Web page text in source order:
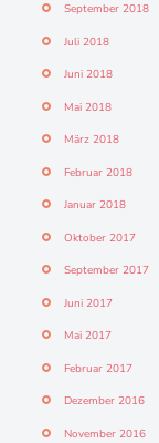
September 2018
Juli 2018
Juni 2018
Mai 2018
März 2018
Februar 2018
Januar 2018
Oktober 2017
September 2017
Juni 2017
Mai 2017
Februar 2017
Dezember 2016
November 2016